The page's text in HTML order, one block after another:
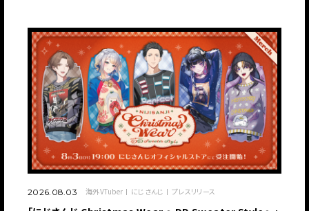
2026.08.03 海外VTuber にじさんじ プレスリリース